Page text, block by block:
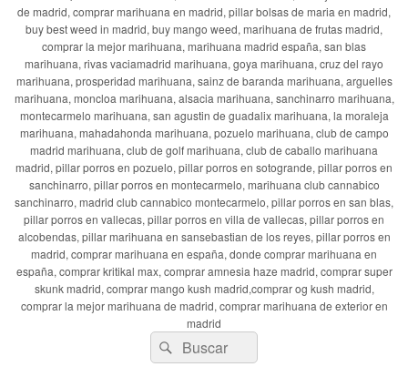
de madrid, comprar marihuana en madrid, pillar bolsas de maria en madrid,
buy best weed in madrid, buy mango weed, marihuana de frutas madrid,
comprar la mejor marihuana, marihuana madrid españa, san blas
marihuana, rivas vaciamadrid marihuana, goya marihuana, cruz del rayo
marihuana, prosperidad marihuana, sainz de baranda marihuana, arguelles
marihuana, moncloa marihuana, alsacia marihuana, sanchinarro marihuana,
montecarmelo marihuana, san agustin de guadalix marihuana, la moraleja
marihuana, mahadahonda marihuana, pozuelo marihuana, club de campo
madrid marihuana, club de golf marihuana, club de caballo marihuana
madrid, pillar porros en pozuelo, pillar porros en sotogrande, pillar porros en
sanchinarro, pillar porros en montecarmelo, marihuana club cannabico
sanchinarro, madrid club cannabico montecarmelo, pillar porros en san blas,
pillar porros en vallecas, pillar porros en villa de vallecas, pillar porros en
alcobendas, pillar marihuana en sansebastian de los reyes, pillar porros en
madrid, comprar marihuana en españa, donde comprar marihuana en
españa, comprar kritikal max, comprar amnesia haze madrid, comprar super
skunk madrid, comprar mango kush madrid,comprar og kush madrid,
comprar la mejor marihuana de madrid, comprar marihuana de exterior en
madrid
Buscar
por:
Buscar